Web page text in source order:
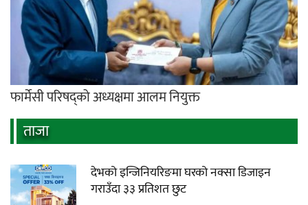
फार्मेसी परिषद्को अध्यक्षमा आलम नियुक्त
ताजा
देभको इन्जिनियरिङमा घरको नक्सा डिजाइन
गराउँदा ३३ प्रतिशत छुट